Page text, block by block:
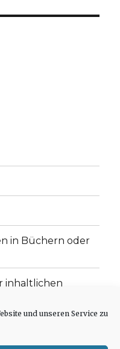
und unseren Service zu
in Büchern oder
inhaltlichen